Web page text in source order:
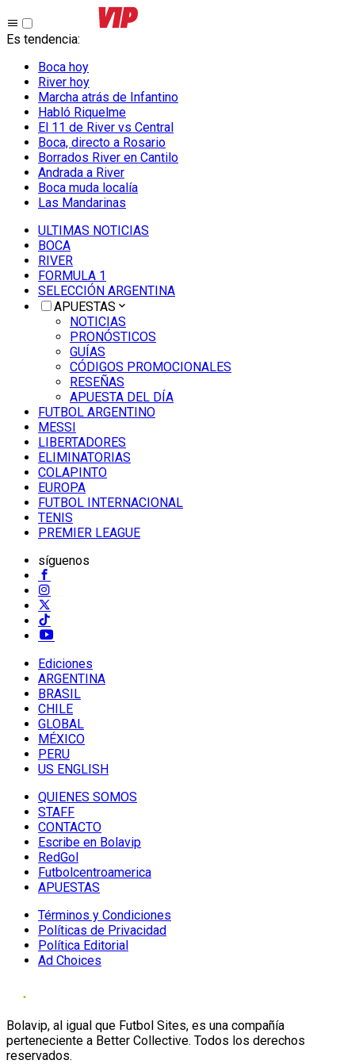
Es tendencia:
Boca hoy
River hoy
Marcha atrás de Infantino
Habló Riquelme
El 11 de River vs Central
Boca, directo a Rosario
Borrados River en Cantilo
Andrada a River
Boca muda localía
Las Mandarinas
ULTIMAS NOTICIAS
BOCA
RIVER
FORMULA 1
SELECCIÓN ARGENTINA
APUESTAS
NOTICIAS
PRONÓSTICOS
GUÍAS
CÓDIGOS PROMOCIONALES
RESEÑAS
APUESTA DEL DÍA
FUTBOL ARGENTINO
MESSI
LIBERTADORES
ELIMINATORIAS
COLAPINTO
EUROPA
FUTBOL INTERNACIONAL
TENIS
PREMIER LEAGUE
síguenos
Ediciones
ARGENTINA
BRASIL
CHILE
GLOBAL
MÉXICO
PERU
US ENGLISH
QUIENES SOMOS
STAFF
CONTACTO
Escribe en Bolavip
RedGol
Futbolcentroamerica
APUESTAS
Términos y Condiciones
Políticas de Privacidad
Política Editorial
Ad Choices
Bolavip, al igual que Futbol Sites, es una compañía
perteneciente a Better Collective. Todos los derechos
reservados.